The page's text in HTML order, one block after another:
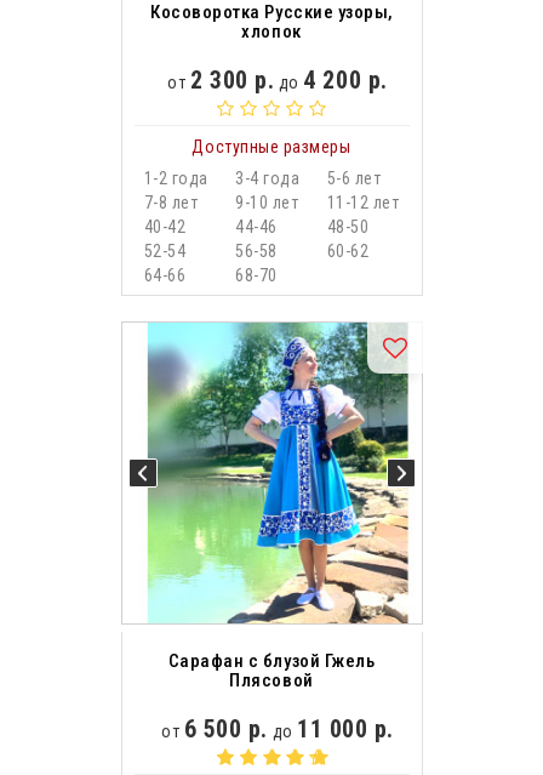
Косоворотка Русские узоры,
хлопок
от 2 300 р. до 4 200 р.
Доступные размеры
1-2 года
3-4 года
5-6 лет
7-8 лет
9-10 лет
11-12 лет
40-42
44-46
48-50
52-54
56-58
60-62
64-66
68-70
Сарафан с блузой Гжель
Плясовой
от 6 500 р. до 11 000 р.